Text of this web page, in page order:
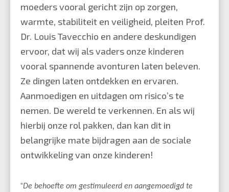
moeders vooral gericht zijn op zorgen,
warmte, stabiliteit en veiligheid, pleiten Prof.
Dr. Louis Tavecchio en andere deskundigen
ervoor, dat wij als vaders onze kinderen
vooral spannende avonturen laten beleven.
Ze dingen laten ontdekken en ervaren.
Aanmoedigen en uitdagen om risico’s te
nemen. De wereld te verkennen. En als wij
hierbij onze rol pakken, dan kan dit in
belangrijke mate bijdragen aan de sociale
ontwikkeling van onze kinderen!
“De behoefte om gestimuleerd en aangemoedigd te